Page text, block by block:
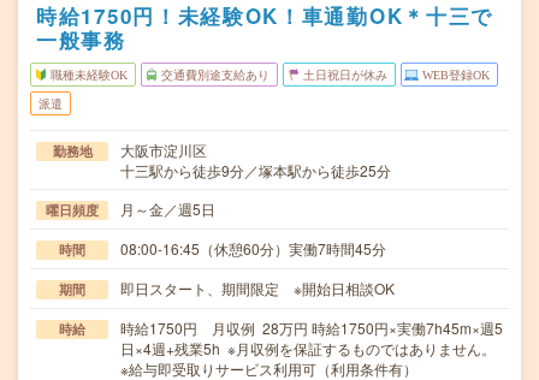
時給1750円！未経験OK！車通勤OK＊十三で
一般事務
職種未経験OK 交通費別途支給あり 土日祝日が休み WEB登録OK
派遣
勤務地
大阪市淀川区
十三駅から徒歩9分／塚本駅から徒歩25分
曜日頻度 月～金／週5日
時間 08:00-16:45（休憩60分）実働7時間45分
期間 即日スタート、期間限定 ※開始日相談OK
時給
時給1750円 月収例 28万円 時給1750円×実働7h45m×週5
日×4週+残業5h ※月収例を保証するものではありません。
※給与即受取りサービス利用可（利用条件有）